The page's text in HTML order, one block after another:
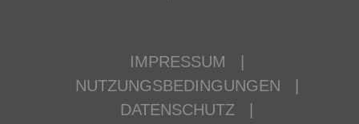
IMPRESSUM
NUTZUNGSBEDINGUNGEN
DATENSCHUTZ